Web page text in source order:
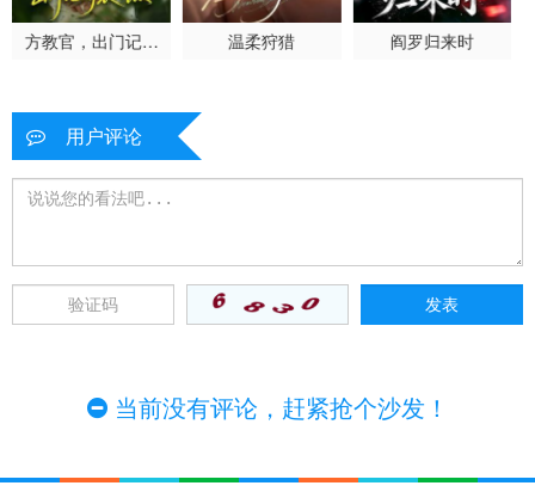
方教官，出门记得
温柔狩猎 阎罗归来时
用户评论
当前没有评论，赶紧抢个沙发！